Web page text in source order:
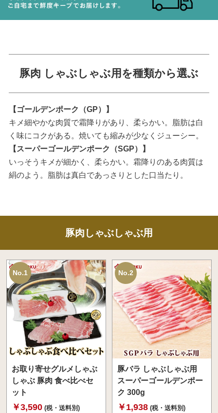
豚肉 しゃぶしゃぶ用を種類から選ぶ
【ゴールデンポーク（GP）】
キメ細やかな肉質で霜降りがあり、柔らかい。脂肪は白
く味にコクがある。焼いても縮みが少なくジューシー。
【スーパーゴールデンポーク（SGP）】
いっそうキメが細かく、柔らかい。霜降りのある肉質は
絹のよう。脂肪は真白であっさりとした口当たり。
豚肉しゃぶしゃぶ用
No.1
お取り寄せグルメしゃぶ
しゃぶ 豚肉 食べ比べセ
ット
￥3,590 (税・送料別)
No.2
豚バラ しゃぶしゃぶ用
スーパーゴールデンポー
ク 300g
￥1,938 (税・送料別)